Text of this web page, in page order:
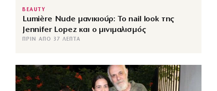
BEAUTY
Lumière Nude μανικιούρ: Το nail look της
Jennifer Lopez και ο μινιμαλισμός
ΠΡΙΝ ΑΠΌ 37 ΛΕΠΤΆ